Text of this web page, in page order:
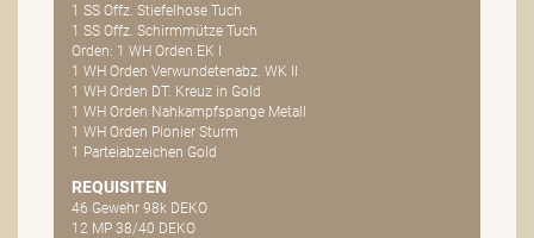
1 SS Offz. Stiefelhose Tuch
1 SS Offz. Schirmmütze Tuch
Orden: 1 WH Orden EK I
1 WH Orden Verwundetenabz. WK II
1 WH Orden DT. Kreuz in Gold
1 WH Orden Nahkampfspange Metall
1 WH Orden Pionier Sturm
1 Parteiabzeichen Gold
REQUISITEN
46 Gewehr 98k DEKO
12 MP 38/40 DEKO